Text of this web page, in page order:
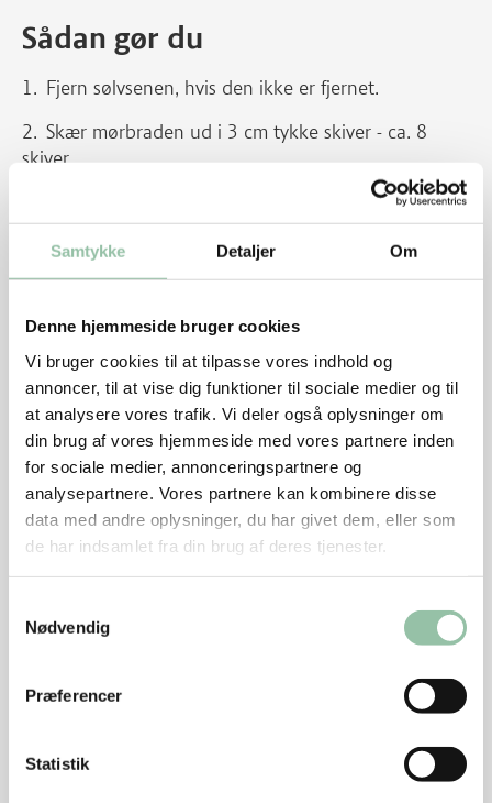
Samtykke Detaljer Om
Denne hjemmeside bruger cookies
Vi bruger cookies til at tilpasse vores indhold og
annoncer, til at vise dig funktioner til sociale medier og til
at analysere vores trafik. Vi deler også oplysninger om
din brug af vores hjemmeside med vores partnere inden
for sociale medier, annonceringspartnere og
analysepartnere. Vores partnere kan kombinere disse
data med andre oplysninger, du har givet dem, eller som
de har indsamlet fra din brug af deres tjenester.
Nødvendig
Præferencer
Statistik
Sådan gør du
Fjern sølvsenen, hvis den ikke er fjernet.
Skær mørbraden ud i 3 cm tykke skiver - ca. 8
skiver.
Dup bøfferne tørre med køkkenrulle. Krydr
bøfferne med salt og peber.
Varm olien på en pande ved god varme.
Brun bøfferne 1 minut på hver side. Skru ned til
middel varme og steg bøfferne ca. 3 minutter på hver
side til de er svagt rosa.
Skær evt. porrerne igennem på langs og damp
dem møre i letsaltet vand.
Hæld 4 dl kogende vand over couscousen. Dæk
med stanniol eller låg. Lad det stå ca. 5 minutter.
Vend couscousen med en gaffel et par gange.
Riv skallen på appelsinen evt. med et juliennejern.
Pres saften af appelsinen. Bland chilisaucen med 4
mikrobølgeovn.